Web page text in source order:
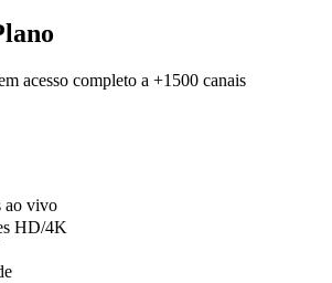
acesso completo a +1500 canais
ao vivo
HD/4K